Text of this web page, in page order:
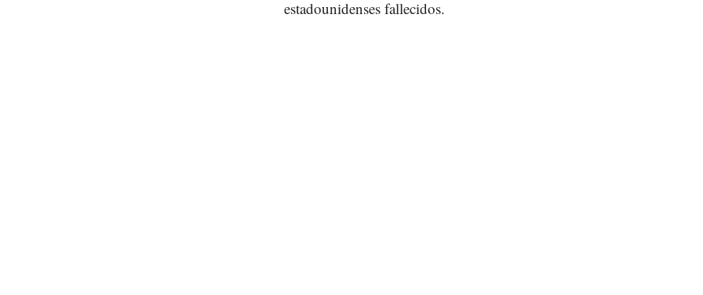
estadounidenses fallecidos.